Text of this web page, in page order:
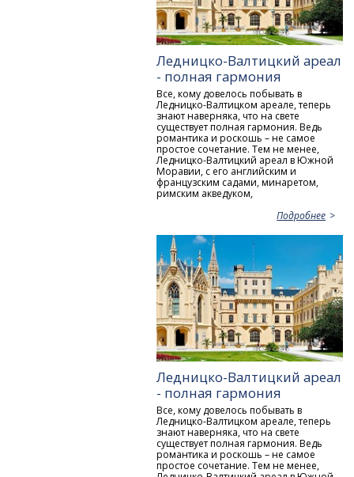
Ледницко-Валтицкий ареал
- полная гармония
Все, кому довелось побывать в
Ледницко-Валтицком ареале, теперь
знают наверняка, что на свете
существует полная гармония. Ведь
романтика и роскошь – не самое
простое сочетание. Тем не менее,
Ледницко-Валтицкий ареал в Южной
Моравии, с его английским и
французским садами, минаретом,
римским акведуком,
Подробнее
Ледницко-Валтицкий ареал
- полная гармония
Все, кому довелось побывать в
Ледницко-Валтицком ареале, теперь
знают наверняка, что на свете
существует полная гармония. Ведь
романтика и роскошь – не самое
простое сочетание. Тем не менее,